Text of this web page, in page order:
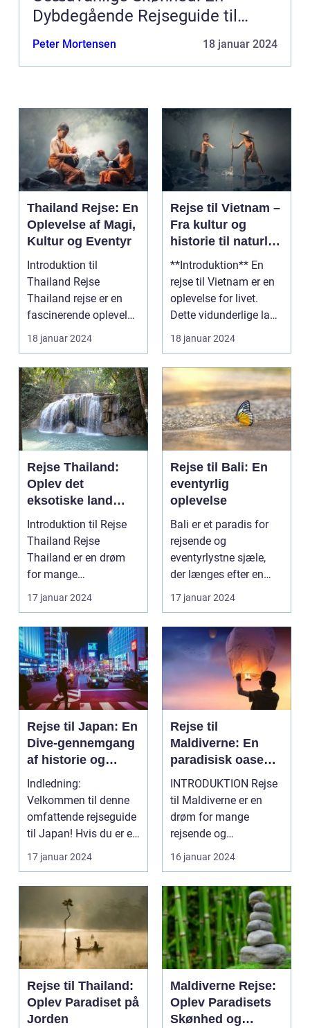
Dybdegående Rejseguide til
Filippinerne
Peter Mortensen 18 januar 2024
Thailand Rejse: En
Oplevelse af Magi,
Kultur og Eventyr
Introduktion til
Thailand Rejse
Thailand rejse er en
fascinerende oplevelse
for rejsende og
eventyr...
18 januar 2024
Rejse til Vietnam –
Fra kultur og
historie til naturlig
skønhed
**Introduktion** En
rejse til Vietnam er en
oplevelse for livet.
Dette vidunderlige land
i Sydøstasi...
18 januar 2024
Rejse Thailand:
Oplev det
eksotiske land
fyldt med rig kultur
og betagende
skønhed
Introduktion til Rejse
Thailand Rejse
Thailand er en drøm
for mange
eventyrlystne rejsende,
der søg...
17 januar 2024
Rejse til Bali: En
eventyrlig
oplevelse
Bali er et paradis for
rejsende og
eventyrlystne sjæle,
der længes efter en
unik og berigende
opleve...
17 januar 2024
Rejse til Japan: En
Dive-gennemgang
af historie og
forberedelse
Indledning:
Velkommen til denne
omfattende rejseguide
til Japan! Hvis du er en
eventyrlysten og
nysg...
17 januar 2024
Rejse til
Maldiverne: En
paradisisk oase
for rejsende
eventyrlystne
INTRODUKTION Rejse
til Maldiverne er en
drøm for mange
rejsende og
eventyrlystne sjæle.
Dette unikk...
16 januar 2024
Rejse til Thailand:
Oplev Paradiset på
Jorden
Maldiverne Rejse:
Oplev Paradisets
Skønhed og